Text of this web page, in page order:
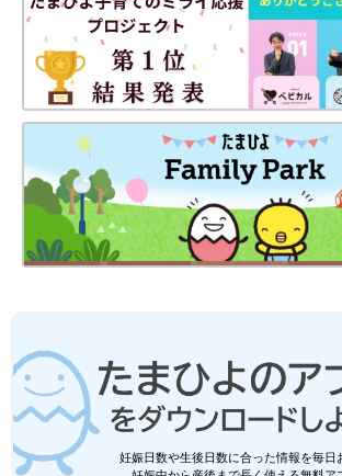
妊娠日数や生後日数に合った情報を毎日